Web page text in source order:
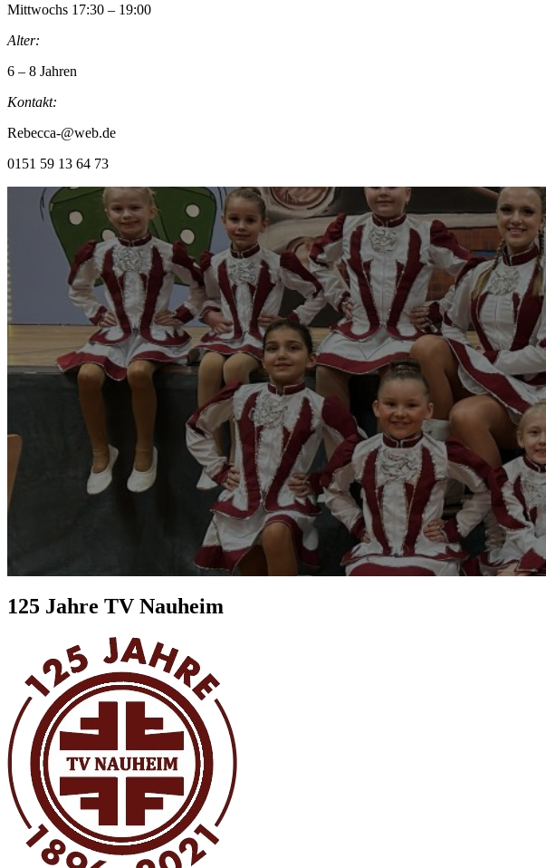
Mittwochs 17:30 – 19:00
Alter:
6 – 8 Jahren
Kontakt:
Rebecca-@web.de
0151 59 13 64 73
Zum
Footer
125 Jahre TV Nauheim